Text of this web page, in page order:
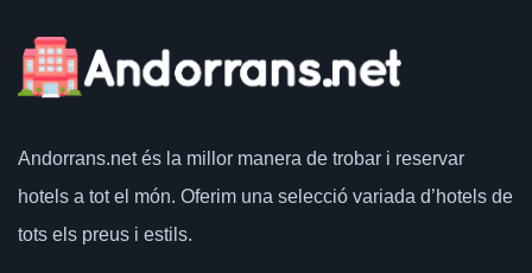
Andorrans.netés la millor manera de trobar i reservar
hotels a tot el món. Oferim una selecció variada d’hotels de
tots els preus i estils.